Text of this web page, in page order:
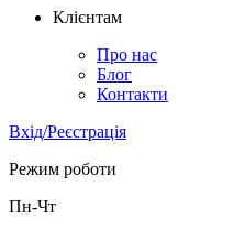
Клієнтам
Про нас
Блог
Контакти
Вхід/Реєстрація
Режим роботи
Пн-Чт